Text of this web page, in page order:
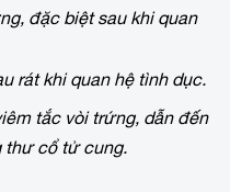
đặc biệt sau khi quan
rát khi quan hệ tình dục.
tắc vòi trứng, dẫn đến
thư cổ tử cung.